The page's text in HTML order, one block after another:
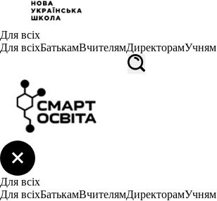
Для всіх
Для всіхБатькамВчителямДиректорамУчням
Для всіх
Для всіхБатькамВчителямДиректорамУчням